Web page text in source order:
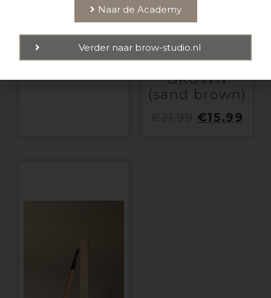
SHARPENER
PENCIL
BASIC
MEDIUM
BROWN
(sand brown)
€15.99
Naar de Academy
Verder naar brow-studio.nl